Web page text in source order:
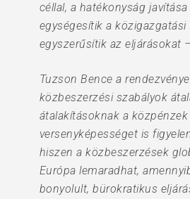
céllal, a hatékonyság
egységesítik a
egyszerűsítik az eljárásokat
Tuzson Bence a
közbeszerzési szabályok
átalakításoknak a
versenyképességet is
hiszen a közbeszerzések
Európa lemaradhat,
bonyolult, bürokratikus